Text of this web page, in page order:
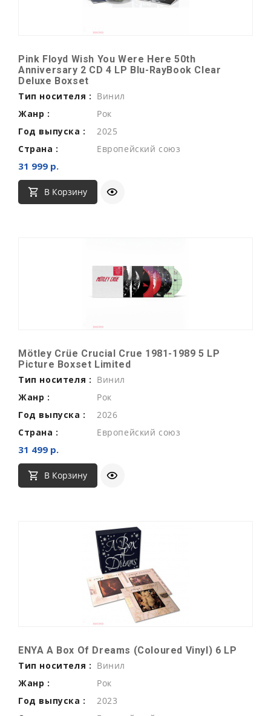
Pink Floyd Wish You Were Here 50th
Anniversary 2 CD 4 LP Blu-RayBook Clear
Deluxe Boxset
Тип носителя : Винил
Жанр :
Рок
Год выпуска :
2025
Страна :
Европейский союз
31 999 р.
В Корзину
Mötley Crüe Crucial Crue 1981-1989 5 LP
Picture Boxset Limited
Тип носителя : Винил
Жанр :
Рок
Год выпуска :
2026
Страна :
Европейский союз
31 499 р.
В Корзину
ENYA A Box Of Dreams (Coloured Vinyl) 6 LP
Тип носителя : Винил
Жанр :
Рок
Год выпуска :
2023